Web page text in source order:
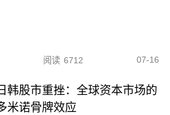
阅读 6712 07-16
韩股市重挫：全球资本市场的
米诺骨牌效应